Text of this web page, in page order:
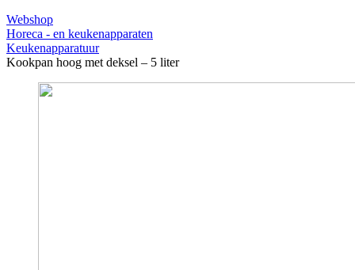
Webshop
Horeca - en keukenapparaten
Keukenapparatuur
Kookpan hoog met deksel – 5 liter